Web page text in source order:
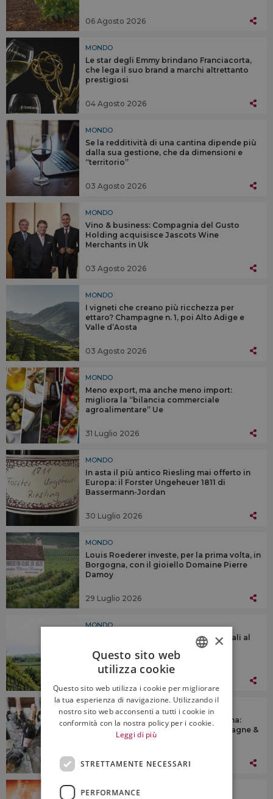
06 Agosto 2026
MONDO
Le star degli Emmy brindano Franciacorta,
che lega il suo brand a marchi altrettanto
prestigiosi
04 Agosto 2026
MONDO
Se la redditività di una cantina dipende più
dalla sua gestione, che da dimensioni e
“territorio”
03 Agosto 2026
MONDO
Vino & business: Compagnia del Gusto
Holding acquisisce Jascots Wine
Merchants in Uk
03 Agosto 2026
MONDO
I vigneti che creano più ricchezza per
ettaro? Champagne n. 1, poi Alto Adige e
Valle d’Aosta
03 Agosto 2026
MONDO
Meno export, ma anche meno import:
migliora la “bilancia commerciale
agroalimentare” Ue
31 Luglio 2026
MONDO
In asta il più antico Riesling mai offerto in
Europa: il Forster Ungeheuer 1811 di
Bassermann-Jordan
30 Luglio 2026
MONDO
Louis Roederer investe, per la prima volta, in
Borgogna, con il gioiello Domaine Pierre
Damoy
29 Luglio 2026
MONDO
La prima denominazione di vini naturali al
mondo? Potrebbe arrivare dal Galles
MONDO
Buoni segnali per il vino di alta gamma:
torna a crescere la divisione “Champagne &
Wines” di Lvmh
27 Luglio 2026
MONDO
ENGLISH
×
Questo sito web
utilizza cookie
Questo sito web utilizza i cookie per migliorare
la tua esperienza di navigazione. Utilizzando il
nostro sito web acconsenti a tutti i cookie in
conformità con la nostra policy per i cookie.
Leggi di più
STRETTAMENTE NECESSARI
PERFORMANCE